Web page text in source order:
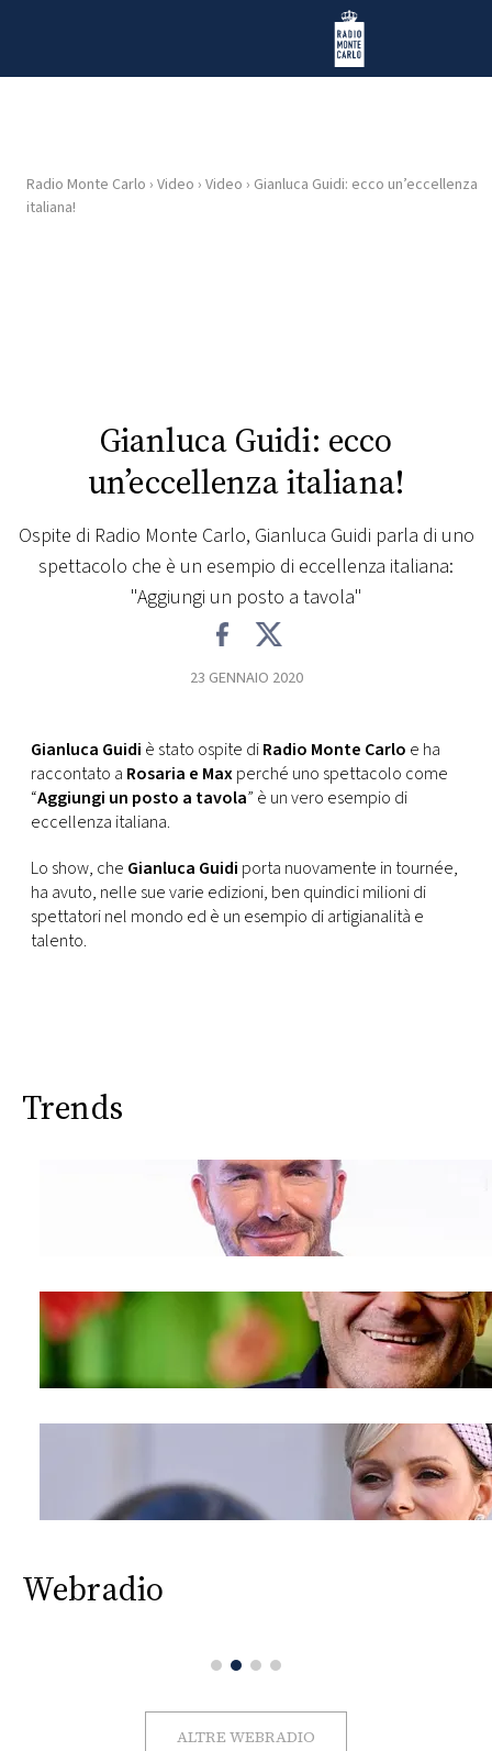
Radio Monte Carlo
HOME
NEWS
FOTO
CONCORSI
TV
PRINCIPATO
DI
MONACO
Radio Monte Carlo › Video › Video › Gianluca Guidi: ecco un’eccellenza
italiana!
Gianluca Guidi: ecco
un’eccellenza italiana!
Ospite di Radio Monte Carlo, Gianluca Guidi parla di uno
spettacolo che è un esempio di eccellenza italiana:
"Aggiungi un posto a tavola"
23 GENNAIO 2020
Gianluca Guidi è stato ospite diRadio Monte Carlo e ha
raccontato a Rosaria e Maxperché uno spettacolo come
“Aggiungi un posto a tavola” è un vero esempio di
eccellenza italiana.
Lo show, che Gianluca Guidi porta nuovamente in tournée,
ha avuto, nelle sue varie edizioni, ben quindici milioni di
spettatori nel mondo ed è un esempio di artigianalità e
talento.
Trends
Webradio
ALTRE WEBRADIO